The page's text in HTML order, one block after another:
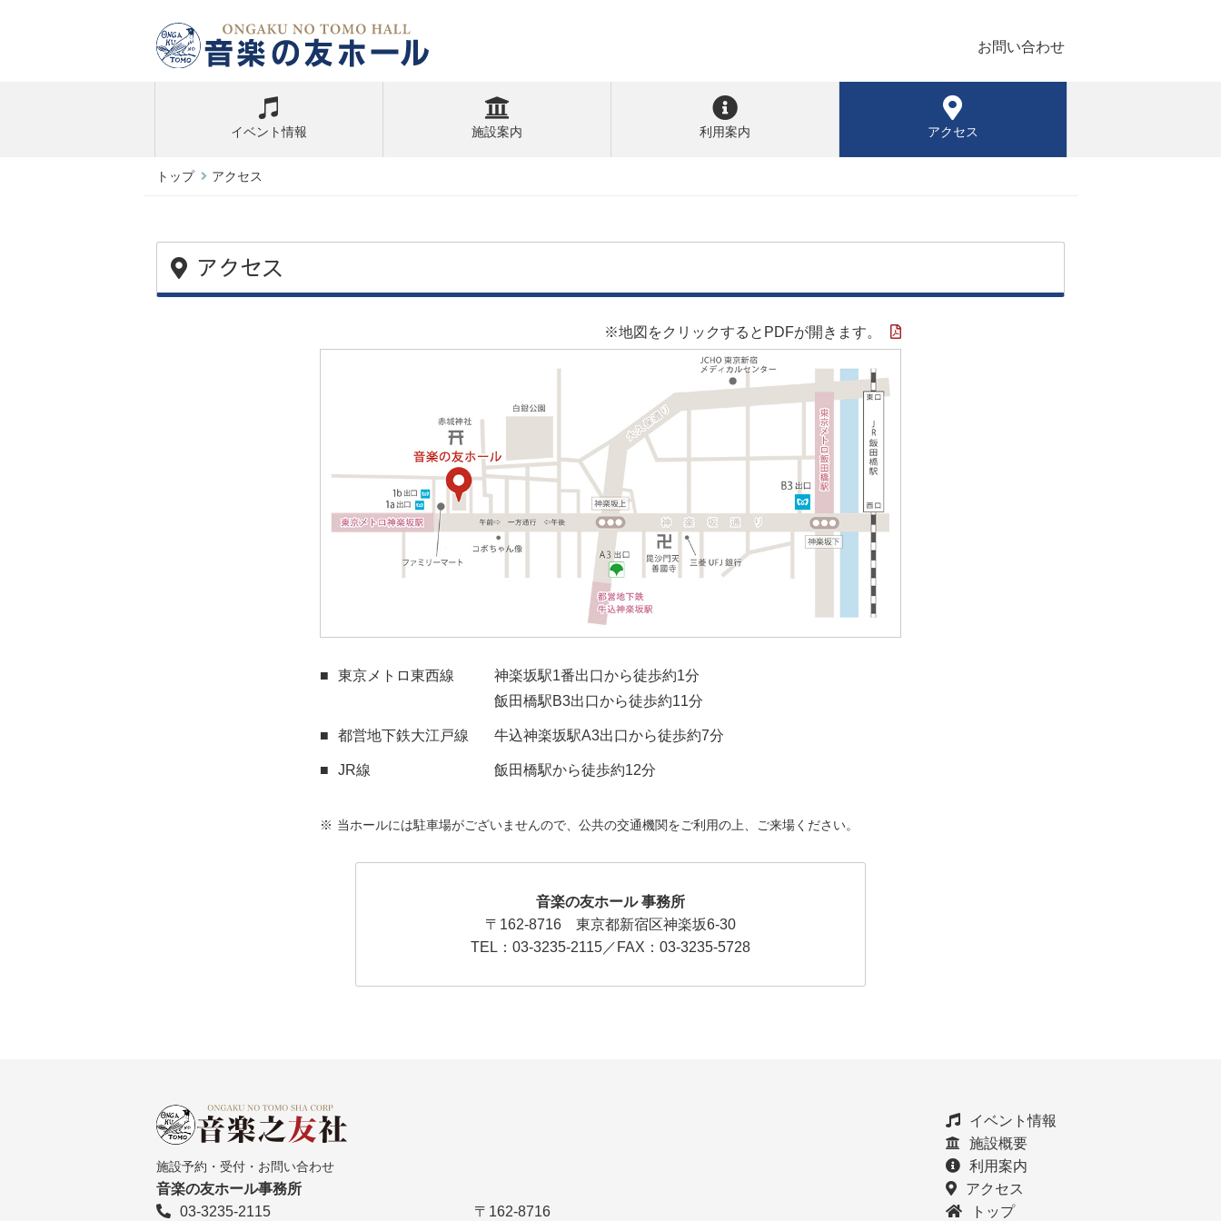
お問い合わせ
イベント情報 施設案内 利用案内 アクセス
トップ アクセス
アクセス
※地図をクリックするとPDFが開きます。
東京メトロ東西線
神楽坂駅1番出口から徒歩約1分
飯田橋駅B3出口から徒歩約11分
都営地下鉄大江戸線 牛込神楽坂駅A3出口から徒歩約7分
JR線 飯田橋駅から徒歩約12分
当ホールには駐車場がございませんので、公共の交通機関をご利用の上、ご来場ください。
音楽の友ホール 事務所
〒162-8716 東京都新宿区神楽坂6-30
TEL：03-3235-2115／FAX：03-3235-5728
施設予約・受付・お問い合わせ
音楽の友ホール事務所
03-3235-2115
〒162-8716
イベント情報
施設概要
利用案内
アクセス
トップ